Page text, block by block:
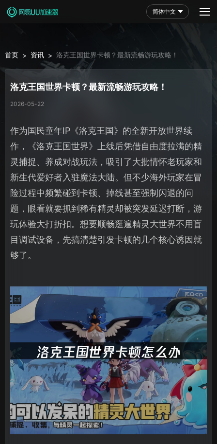
简体中文
首页 > 资讯 > 洛克王国世界卡顿？最新流畅游玩攻略！
洛克王国世界卡顿？最新流畅游玩攻略！
2026-05-22
作为国民童年IP《洛克王国》的全新开放世界续
作，《洛克王国世界》上线后凭借自由度拉满的精
灵捕捉、养成对战玩法，吸引了大批情怀老玩家和
新生代爱好者入驻魔法大陆。但不少海外玩家在冒
险过程中频繁碰到卡顿、掉线甚至强制闪退的问
题，眼看就要抓到稀有精灵却被突发延迟打断，游
玩体验大打折扣。想要顺畅逛遍精灵大世界不用盲
目调试设备，先搞清楚引发卡顿的几个核心诱因就
够了。